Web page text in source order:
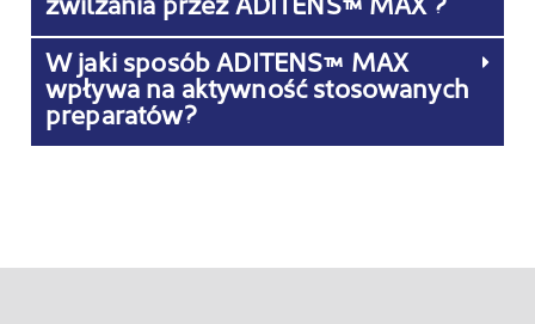
zwilżania przez ADITENS™ MAX ?
W jaki sposób ADITENS™ MAX
wpływa na aktywność stosowanych
preparatów?